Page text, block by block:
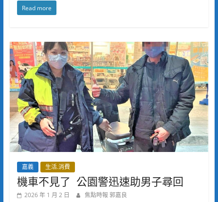
Read more
嘉義 生活.消費
機車不見了 公園警迅速助男子尋回
2026 年 1 月 2 日 焦點時報 郭嘉良